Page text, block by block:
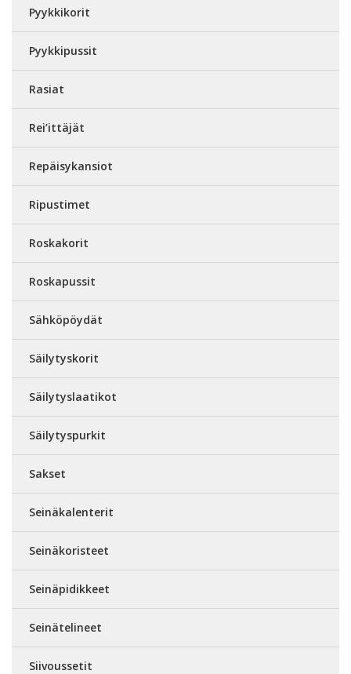
Pyykkikorit
Pyykkipussit
Rasiat
Rei’ittäjät
Repäisykansiot
Ripustimet
Roskakorit
Roskapussit
Sähköpöydät
Säilytyskorit
Säilytyslaatikot
Säilytyspurkit
Sakset
Seinäkalenterit
Seinäkoristeet
Seinäpidikkeet
Seinätelineet
Siivoussetit